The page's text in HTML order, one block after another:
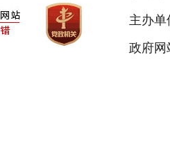
主办
政府网